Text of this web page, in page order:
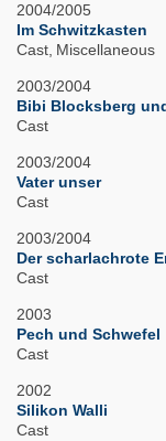
2004/2005
Im Schwitzkasten
Cast Miscellaneous
2003/2004
Bibi Blocksberg
Cast
2003/2004
Vater unser
Cast
2003/2004
Der scharlachrote
Cast
2003
Pech und Schwefel
Cast
2002
Silikon Walli
Cast